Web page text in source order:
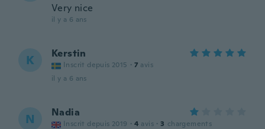
Very nice
il y a 6 ans
K Kerstin
Inscrit depuis 2015 · 7 avis
il y a 6 ans
N Nadia
Inscrit depuis 2019 · 4 avis · 3 chargements